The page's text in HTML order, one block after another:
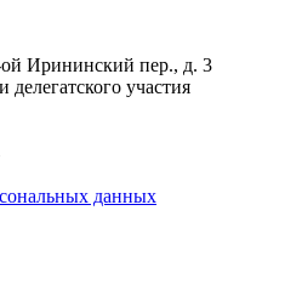
Ирининский пер., д. 3
участия
данных